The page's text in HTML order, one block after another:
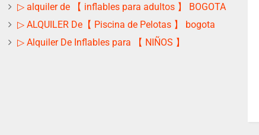
▷ alquiler de 【 inflables para adultos 】 BOGOTA
▷ ALQUILER De【 Piscina de Pelotas 】 bogota
▷ Alquiler De Inflables para 【 NIÑOS 】